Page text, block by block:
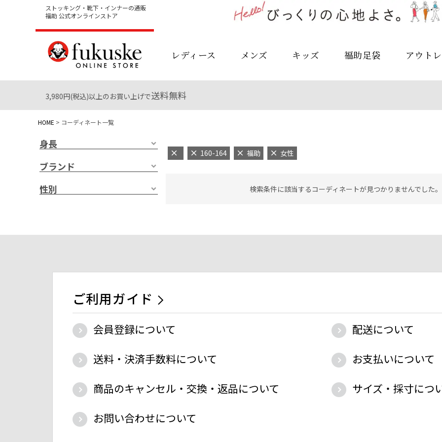
ストッキング・靴下・インナーの通販
福助 公式オンラインストア
レディース メンズ キッズ 福助足袋 アウト
3,980円(税込)以上のお買い上げで送料無料
HOME コーディネート一覧
身長
ブランド
性別
160-164 福助 女性
検索条件に該当するコーディネートが見つかりませんでした
ご利用ガイド
会員登録について
配送について
送料・決済手数料について
お支払いについて
商品のキャンセル・交換・返品について
サイズ・採寸につ
お問い合わせについて